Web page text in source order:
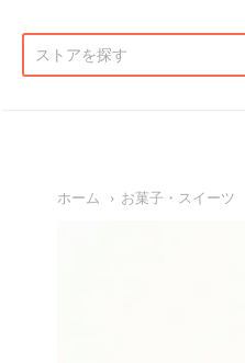
ホーム お菓子・スイーツ